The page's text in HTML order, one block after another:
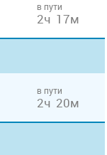
в пути
2ч 17м
в пути
2ч 20м